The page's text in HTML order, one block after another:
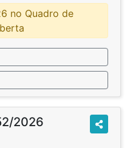
no Quadro de
2026